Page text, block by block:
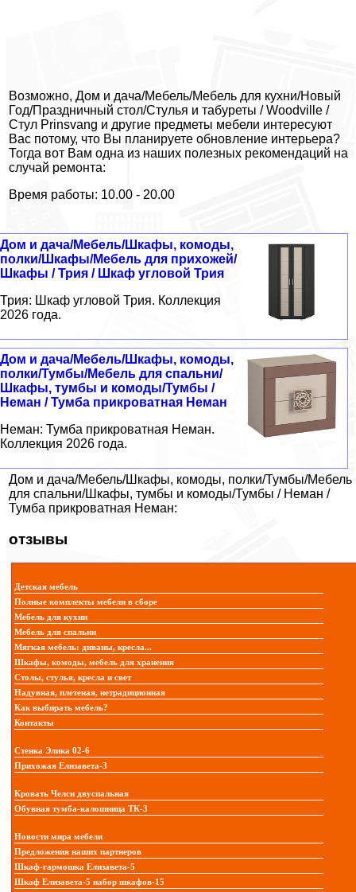
Возможно, Дом и дача/Мебель/Мебель для кухни/Новый
Год/Праздничный стол/Стулья и табуреты / Woodville /
Стул Prinsvang и другие предметы мебели интересуют
Вас потому, что Вы планируете обновление интерьера?
Тогда вот Вам одна из наших полезных рекомендаций на
случай ремонта:
Время работы: 10.00 - 20.00
Дом и дача/Мебель/Шкафы, комоды,
полки/Шкафы/Мебель для прихожей/
Шкафы / Трия / Шкаф угловой Трия
Трия: Шкаф угловой Трия. Коллекция
2026 года.
Дом и дача/Мебель/Шкафы, комоды,
полки/Тумбы/Мебель для спальни/
Шкафы, тумбы и комоды/Тумбы /
Неман / Тумба прикроватная Неман
Неман: Тумба прикроватная Неман.
Коллекция 2026 года.
Дом и дача/Мебель/Шкафы, комоды, полки/Тумбы/Мебель
для спальни/Шкафы, тумбы и комоды/Тумбы / Неман /
Тумба прикроватная Неман:
отзывы
Детская мебель
Полные комплекты мебели в сборе
Мебель для кухни
Мебель для спальни
Мягкая мебель: диваны, кресла...
Шкафы, комоды, мебель для хранения
Столы, стулья, кресла и свет
Надувная, плетеная, нетрадиционная
Как выбирать мебель?
Контакты
Стенка Элика 02-6
Прихожая Елизавета-3
Кровать Челси двуспальная
Обувная тумба-калошница ТК-3
Новости мира мебели
Предложения наших партнеров
Шкаф-гармошка Елизавета-5
Шкаф Елизавета-5 набор шкафов-15